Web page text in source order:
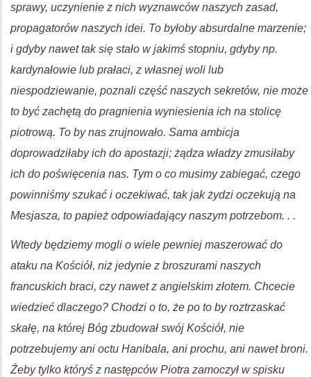
sprawy, uczynienie z nich wyznawców naszych zasad,
propagatorów naszych idei. To byłoby absurdalne marzenie;
i gdyby nawet tak się stało w jakimś stopniu, gdyby np.
kardynałowie lub prałaci, z własnej woli lub
niespodziewanie, poznali część naszych sekretów, nie może
to być zachętą do pragnienia wyniesienia ich na stolicę
piotrową. To by nas zrujnowało. Sama ambicja
doprowadziłaby ich do apostazji; żądza władzy zmusiłaby
ich do poświęcenia nas. Tym o co musimy zabiegać, czego
powinniśmy szukać i oczekiwać, tak jak żydzi oczekują na
Mesjasza, to papież odpowiadający naszym potrzebom. . .
Wtedy będziemy mogli o wiele pewniej maszerować do
ataku na Kościół, niż jedynie z broszurami naszych
francuskich braci, czy nawet z angielskim złotem. Chcecie
wiedzieć dlaczego? Chodzi o to, że po to by roztrzaskać
skałę, na której Bóg zbudował swój Kościół, nie
potrzebujemy ani octu Hanibala, ani prochu, ani nawet broni.
Źeby tylko któryś z następców Piotra zamoczył w spisku